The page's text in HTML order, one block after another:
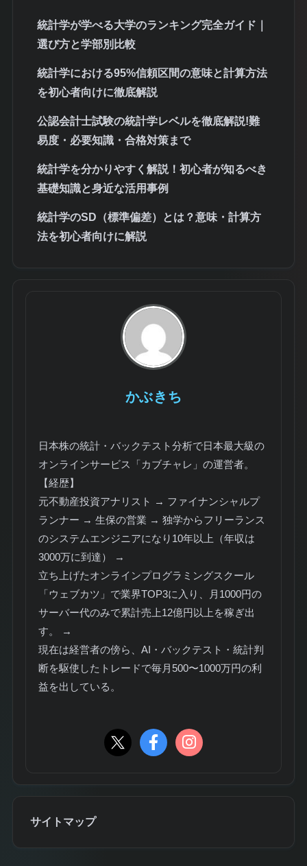
統計学が学べる大学のランキング完全ガイド｜
選び方と学部別比較
統計学における95%信頼区間の意味と計算方法
を初心者向けに徹底解説
公認会計士試験の統計学レベルを徹底解説!難
易度・必要知識・合格対策まで
統計学を分かりやすく解説！初心者が知るべき
基礎知識と身近な活用事例
統計学のSD（標準偏差）とは？意味・計算方
法を初心者向けに解説
かぶきち
日本株の統計・バックテスト分析で日本最大級の
オンラインサービス「カブチャレ」の運営者。
【経歴】
元不動産投資アナリスト → ファイナンシャルプ
ランナー → 生保の営業 → 独学からフリーランス
のシステムエンジニアになり10年以上（年収は
3000万に到達） →
立ち上げたオンラインプログラミングスクール
「ウェブカツ」で業界TOP3に入り、月1000円の
サーバー代のみで累計売上12億円以上を稼ぎ出
す。 →
現在は経営者の傍ら、AI・バックテスト・統計判
断を駆使したトレードで毎月500〜1000万円の利
益を出している。
サイトマップ